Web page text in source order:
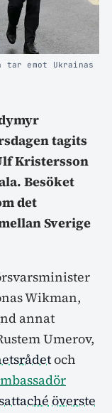
emot Ukrainas
tagits
Kristersson
Besöket
det
Sverige
Wikman,
annat
Umerov,
och
överste